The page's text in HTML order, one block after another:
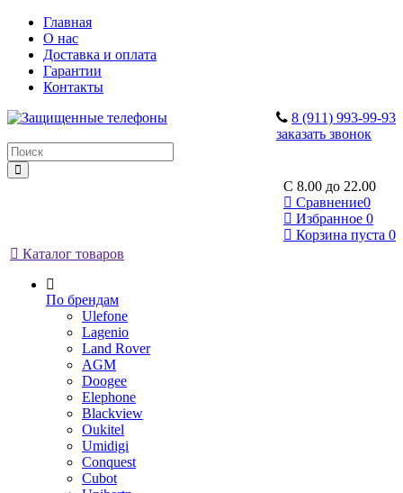
Главная
О нас
Доставка и оплата
Гарантии
Контакты
8 (911) 993-99-93
заказать звонок
C 8.00 до 22.00
Сравнение0
Избранное 0
Корзина пуста 0
Каталог товаров
По брендам
Ulefone
Lagenio
Land Rover
AGM
Doogee
Elephone
Blackview
Oukitel
Umidigi
Conquest
Cubot